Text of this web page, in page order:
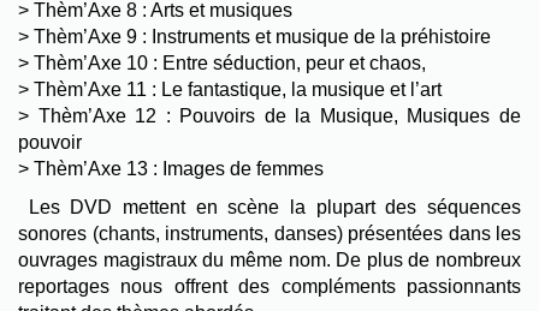
> Thèm’Axe 8 : Arts et musiques
> Thèm’Axe 9 : Instruments et musique de la préhistoire
> Thèm’Axe 10 : Entre séduction, peur et chaos,
> Thèm’Axe 11 : Le fantastique, la musique et l’art
> Thèm’Axe 12 : Pouvoirs de la Musique, Musiques de
pouvoir
> Thèm’Axe 13 : Images de femmes
Les DVD mettent en scène la plupart des séquences
sonores (chants, instruments, danses) présentées dans les
ouvrages magistraux du même nom. De plus de nombreux
reportages nous offrent des compléments passionnants